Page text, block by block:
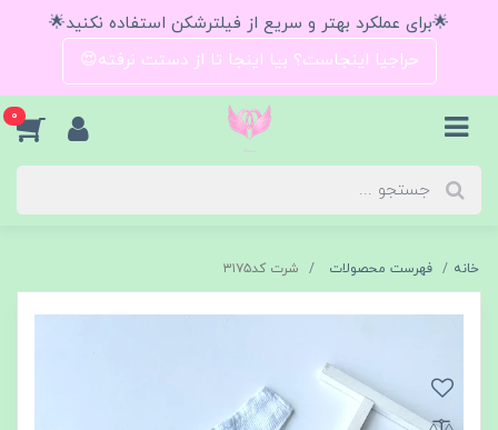
🌟برای عملکرد بهتر و سریع از فیلترشکن استفاده نکنید🌟
حراجیا اینجاست؟ بیا اینجا تا از دستت نرفته😍
0
خانه فهرست محصولات شرت کد۳۱۷۵